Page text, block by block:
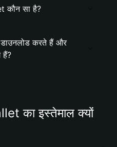
कौन सा है?
करते हैं और
हैं?
का इस्तेमाल क्यों